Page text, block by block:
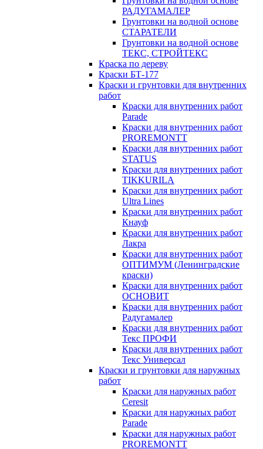
РАДУГАМАЛЕР
Грунтовки на водной основе
СТАРАТЕЛИ
Грунтовки на водной основе
ТЕКС, СТРОЙТЕКС
Краска по дереву
Краски БТ-177
Краски и грунтовки для внутренних
работ
Краски для внутренних работ
Parade
Краски для внутренних работ
PROREMONTT
Краски для внутренних работ
STATUS
Краски для внутренних работ
TIKKURILA
Краски для внутренних работ
Ultra Lines
Краски для внутренних работ
Кнауф
Краски для внутренних работ
Лакра
Краски для внутренних работ
ОПТИМУМ (Ленинградские
краски)
Краски для внутренних работ
ОСНОВИТ
Краски для внутренних работ
Радугамалер
Краски для внутренних работ
Текс ПРОФИ
Краски для внутренних работ
Текс Универсал
Краски и грунтовки для наружных
работ
Краски для наружных работ
Ceresit
Краски для наружных работ
Parade
Краски для наружных работ
PROREMONTT